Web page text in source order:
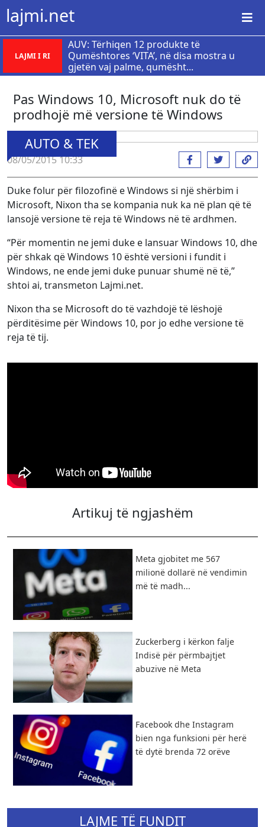
lajmi.net
LAJMI I RI
AUV: Tërhiqen 12 produkte të
Qumështores ‘VITA’, në disa mostra u
gjetën vaj palme, qumësht...
Pas Windows 10, Microsoft nuk do të
prodhojë më versione të Windows
AUTO & TEK
08/05/2015 10:33
Duke folur për filozofinë e Windows si një shërbim i
Microsoft, Nixon tha se kompania nuk ka në plan që të
lansojë versione të reja të Windows në të ardhmen.
“Për momentin ne jemi duke e lansuar Windows 10, dhe
për shkak që Windows 10 është versioni i fundit i
Windows, ne ende jemi duke punuar shumë në të,”
shtoi ai, transmeton Lajmi.net.
Nixon tha se Microsoft do të vazhdojë të lëshojë
përditësime për Windows 10, por jo edhe versione të
reja të tij.
Artikuj të ngjashëm
​Meta gjobitet me 567
milionë dollarë në vendimin
më të madh...
Zuckerberg i kërkon falje
Indisë për përmbajtjet
abuzive në Meta
Facebook dhe Instagram
bien nga funksioni për herë
të dytë brenda 72 orëve
LAJME TË FUNDIT